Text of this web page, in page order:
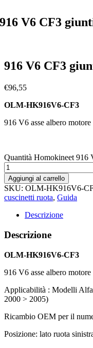
916 V6 CF3
916 V6 CF3
€96,55
OLM-HK916V6-CF3
916 V6 asse albero
Quantità Homokineet 916
Aggiungi al carrello
SKU: OLM-HK916V6-
cuscinetti ruota, Guida
Descrizione
Descrizione
OLM-HK916V6-CF3
916 V6 asse albero
Applicabilità : Modelli
2000 > 2005)
Ricambio OEM per il
Posizione: lato ruota